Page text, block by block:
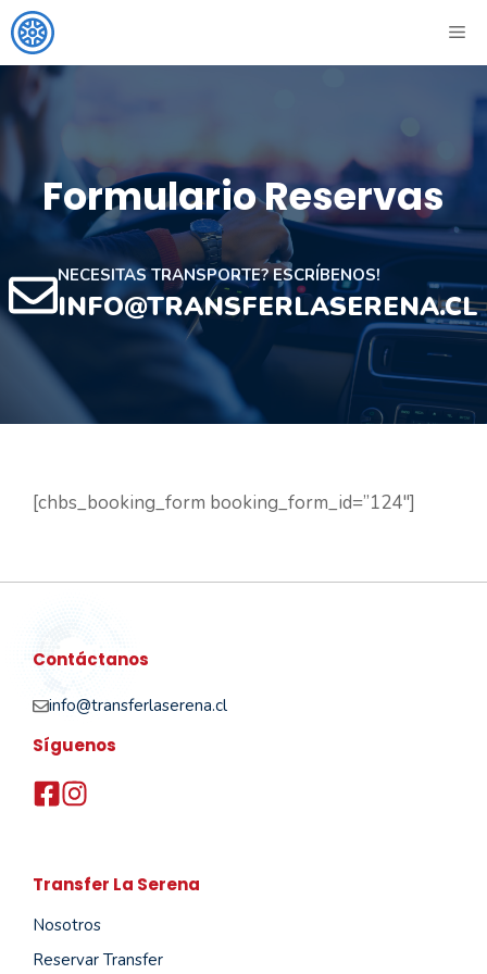
Skip
to
content
Formulario Reservas
NECESITAS TRANSPORTE? ESCRÍBENOS!
INFO@TRANSFERLASERENA.CL
[chbs_booking_form booking_form_id=”124″]
Contáctanos
info@transferlaserena.cl
Síguenos
Transfer La Serena
Nosotros
Reservar Transfer